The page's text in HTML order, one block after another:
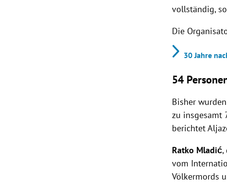
vollständig,
Die
30 Jahre
54
Bisher
zu insgesamt
berichtet
Ratko Mladić,
vom
Völkermords